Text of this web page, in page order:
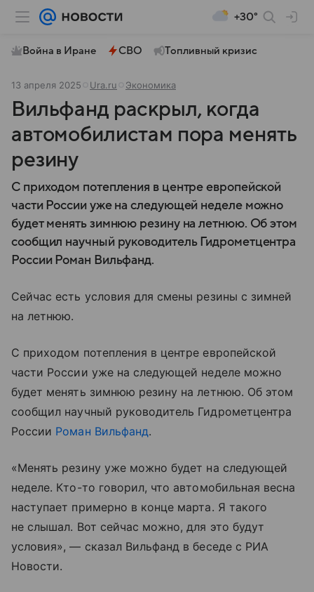
+30°
Война в Иране СВО Топливный кризис
13 апреля 2025 Ura.ru Экономика
Вильфанд раскрыл, когда
автомобилистам пора менять
резину
С приходом потепления в центре европейской
части России уже на следующей неделе можно
будет менять зимнюю резину на летнюю. Об этом
сообщил научный руководитель Гидрометцентра
России Роман Вильфанд.
Сейчас есть условия для смены резины с зимней
на летнюю.
С приходом потепления в центре европейской
части России уже на следующей неделе можно
будет менять зимнюю резину на летнюю. Об этом
сообщил научный руководитель Гидрометцентра
России Роман Вильфанд.
«Менять резину уже можно будет на следующей
неделе. Кто-то говорил, что автомобильная весна
наступает примерно в конце марта. Я такого
не слышал. Вот сейчас можно, для это будут
условия», — сказал Вильфанд в беседе с РИА
Новости.